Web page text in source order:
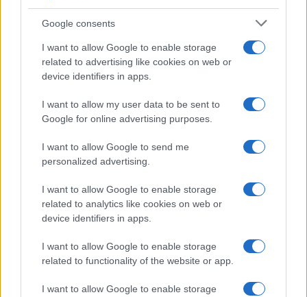
Google consents
I want to allow Google to enable storage
related to advertising like cookies on web or
device identifiers in apps.
I want to allow my user data to be sent to
Google for online advertising purposes.
I want to allow Google to send me
personalized advertising.
I want to allow Google to enable storage
related to analytics like cookies on web or
device identifiers in apps.
I want to allow Google to enable storage
related to functionality of the website or app.
I want to allow Google to enable storage
Bitcoin
(BTC)
$64,347.00
$1,903.41
BNB
XRP
(SOL)